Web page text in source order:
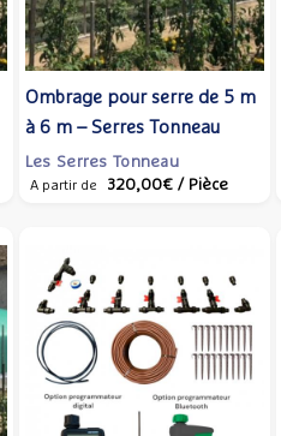
Ombrage pour serre de 5 m
à 6 m – Serres Tonneau
Les Serres Tonneau
A partir de 320,00€ / Pièce